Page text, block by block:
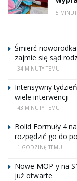
5
Śmierć
zajmie się sąd
34 MINUTY TEMU
Intensywny
wiele interwencji
43 MINUTY TEMU
Bolid Formuły 4
rozpędzić go do
1 GODZINĘ TEMU
Nowe MOP-y na
już otwarte